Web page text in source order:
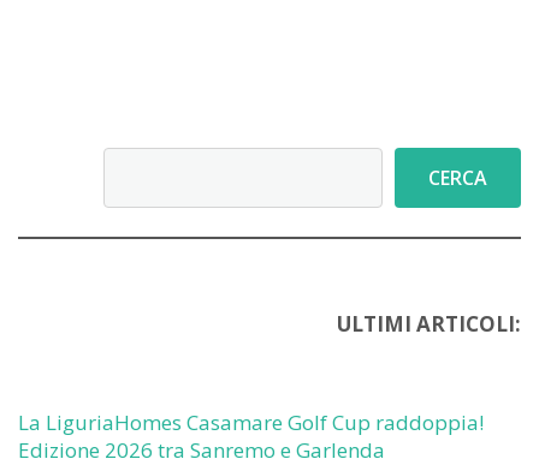
CERCA
ULTIMI ARTICOLI:
La LiguriaHomes Casamare Golf Cup raddoppia!
Edizione 2026 tra Sanremo e Garlenda